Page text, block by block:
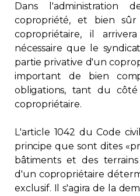
Réglementation
Copropriété
Environnement
App APQ
Médias
Dans l'administration
copropriété, et bien
copropriétaire, il
nécessaire que le
partie privative d'un
important de bien
obligations, tant du
copropriétaire.
L'article 1042 du Code
principe que sont dites
bâtiments et des
d'un copropriétaire
exclusif. Il s'agira de la